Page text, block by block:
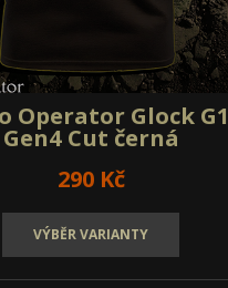
Operator Glock
Gen4 Cut černá
290 Kč